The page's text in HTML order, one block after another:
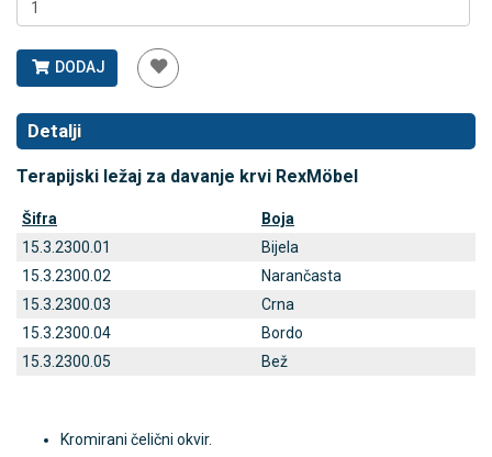
DODAJ
Detalji
Terapijski ležaj za davanje krvi RexMöbel
Šifra
Boja
15.3.2300.01
Bijela
15.3.2300.02
Narančasta
15.3.2300.03
Crna
15.3.2300.04
Bordo
15.3.2300.05
Bež
Kromirani čelični okvir.